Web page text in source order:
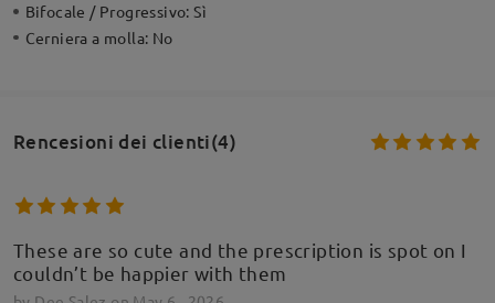
Bifocale / Progressivo:Sì
Cerniera a molla: No
Rencesioni dei clienti(4)
These are so cute and the prescription is spot on I
couldn’t be happier with them